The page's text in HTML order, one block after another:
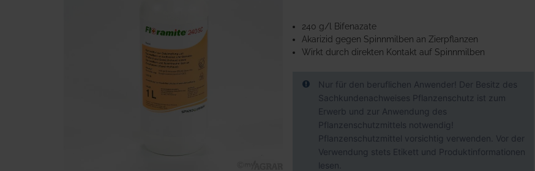
240 g/l Bifenazate
Akarizid gegen Spinnmilben an Zierpflanzen
Wirkt durch direkten Kontakt auf Spinnmilben
Nur für den beruflichen Anwender! Der Besitz des
Sachkundenachweises Pflanzenschutz ist zum
Erwerb und zur Anwendung des
Pflanzenschutzmittels notwendig!
Pflanzenschutzmittel vorsichtig verwenden. Vor der
Verwendung stets Etikett und Produktinformationen
lesen.